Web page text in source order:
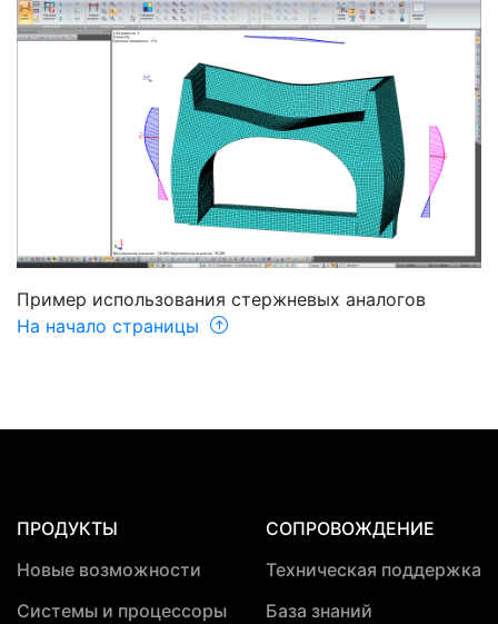
Пример использования стержневых аналогов
На начало страницы
ПРОДУКТЫ
Новые возможности
Системы и процессоры
СОПРОВОЖДЕНИЕ
Техническая поддержка
База знаний